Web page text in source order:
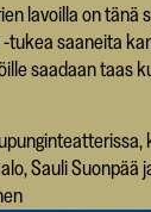
lavoilla on tänä
tukea saaneita
saadaan taas
Sauli Suonpää